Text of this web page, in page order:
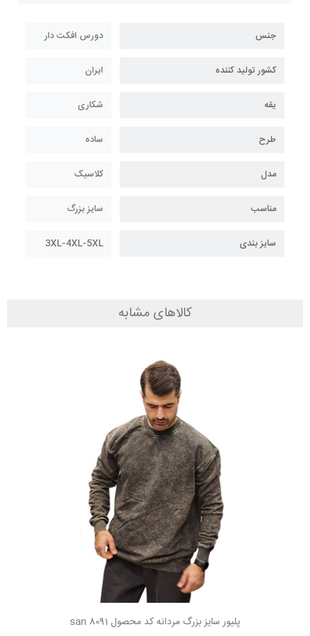
جنس دورس افکت دار
کشور تولید کننده ایران
یقه شکاری
طرح ساده
مدل کلاسیک
مناسب سایز بزرگ
سایز بندی 3XL-4XL-5XL
کالاهای مشابه
پلیور سایز بزرگ مردانه کد محصول san 8091